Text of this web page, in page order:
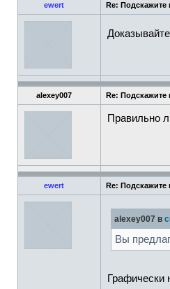
ewert Re: Подскажите
alexey007 Re: Подскажите
Правильно
ewert Re: Подскажите
alexey007 в
Вы
Графически